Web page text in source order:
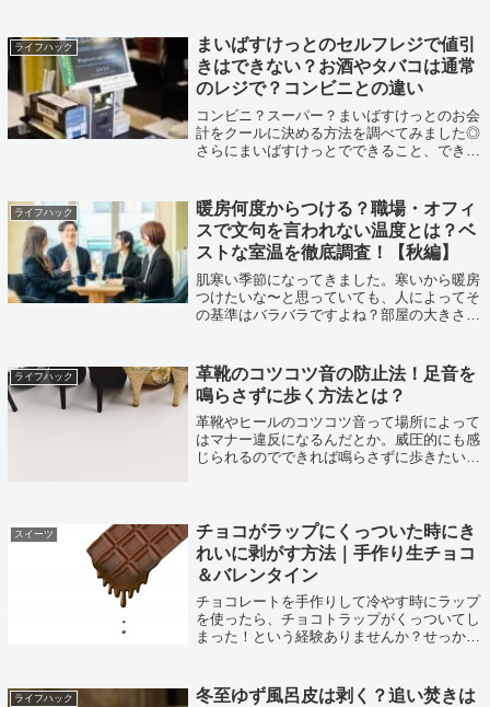
ライフハック
まいばすけっとのセルフレジで値引
きはできない？お酒やタバコは通常
のレジで？コンビニとの違い
コンビニ？スーパー？まいばすけっとのお会
計をクールに決める方法を調べてみました◎
さらにまいばすけっとでできること、できな
ライフハック
暖房何度からつける？職場・オフィ
スで文句を言われない温度とは？ベ
ストな室温を徹底調査！【秋編】
肌寒い季節になってきました。寒いから暖房
つけたいな〜と思っていても、人によってそ
の基準はバラバラですよね？部屋の大きさ別
ライフハック
革靴のコツコツ音の防止法！足音を
鳴らさずに歩く方法とは？
革靴やヒールのコツコツ音って場所によって
はマナー違反になるんだとか。威圧的にも感
じられるのでできれば鳴らさずに歩きたい。
スイーツ
チョコがラップにくっついた時にき
れいに剥がす方法｜手作り生チョコ
＆バレンタイン
チョコレートを手作りして冷やす時にラップ
を使ったら、チョコトラップがくっついてし
まった！という経験ありませんか？せっかく
ライフハック
冬至ゆず風呂皮は剥く？追い焚きは